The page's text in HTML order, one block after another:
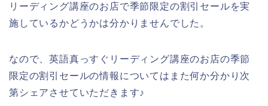
リーディング講座のお店で季節限定の割引セールを実
施しているかどうかは分かりませんでした。
なので、英語真っすぐリーディング講座のお店の季節
限定の割引セールの情報についてはまた何か分かり次
第シェアさせていただきます♪